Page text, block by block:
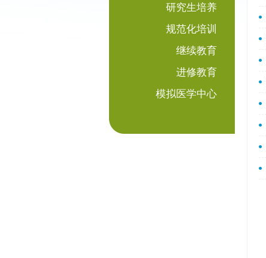
研究生培养
规范化培训
继续教育
进修教育
模拟医学中心